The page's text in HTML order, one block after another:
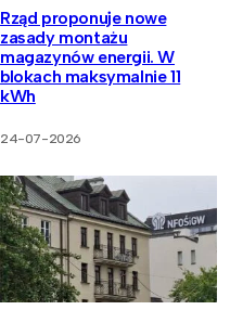
Rząd proponuje nowe
zasady montażu
magazynów energii. W
blokach maksymalnie 11
kWh
24-07-2026